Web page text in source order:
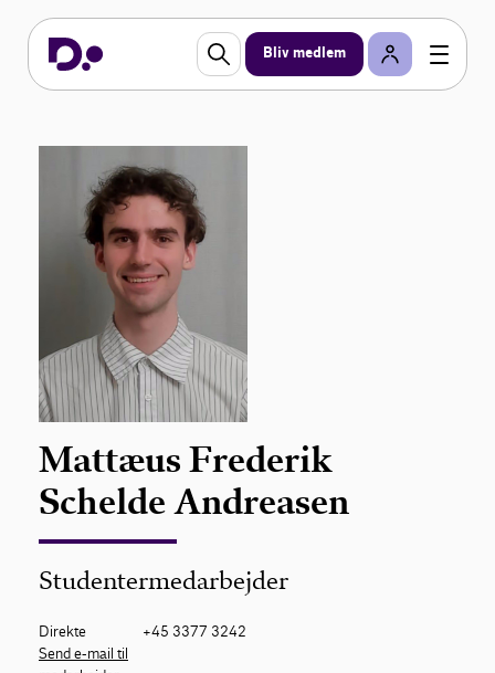
Bliv medlem
Mattæus Frederik
Schelde Andreasen
Studentermedarbejder
Direkte
+45 3377 3242
Send e-mail til